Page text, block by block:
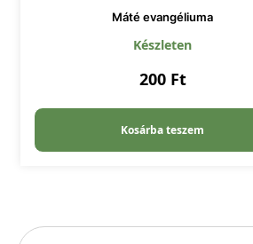
Máté evangéliuma
Készleten
200 Ft
Kosárba teszem